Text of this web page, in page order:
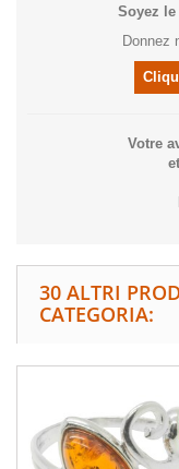
Soyez
Donnez
Votre
30 ALTRI
CATEGORIA: